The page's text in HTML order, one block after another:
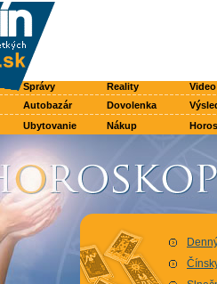
Správy Reality
Video
Autobazár Dovolenka
Ubytovanie Nákup